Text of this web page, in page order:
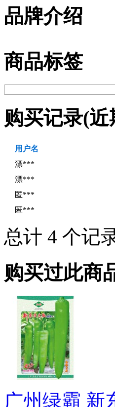
品牌介绍
商品标签
购买记录(近
用户名
漂***
漂***
匿***
匿***
总计 4 个记
购买过此商
广州绿霸 新